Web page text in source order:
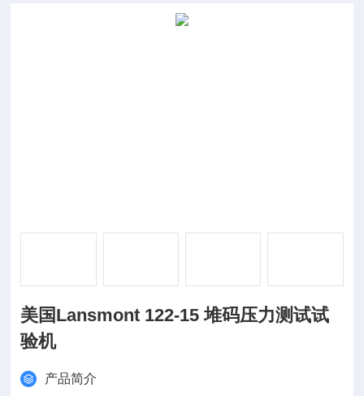
美国Lansmont 122-15 堆码压力测试试
验机
产品简介